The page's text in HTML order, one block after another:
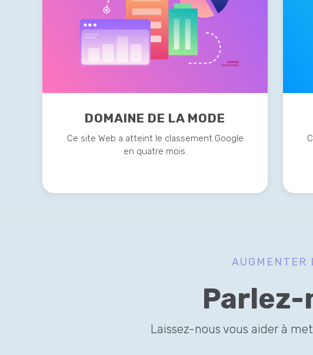
DOMAINE DE LA MODE
Ce site Web a atteint le classement Google
en quatre mois.
AUGMENTER
Laissez-nous vous aider à